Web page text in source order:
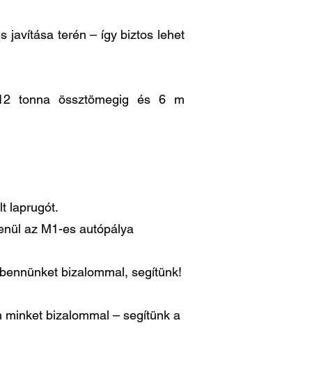
javítása terén – így biztos lehet
tonna össztömegig és 6 m
laprugót.
az M1-es autópálya
bizalommal, segítünk!
bizalommal – segítünk a